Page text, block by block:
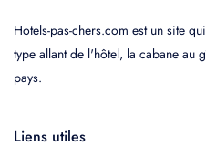
Hotels-pas-chers.com est un site
type allant de l'hôtel, la cabane au
pays.
Liens utiles